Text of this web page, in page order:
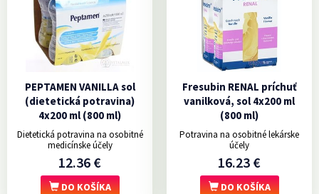
PEPTAMEN VANILLA sol
(dietetická potravina)
4x200 ml (800 ml)
Dietetická potravina na osobitné
medicínske účely
12.36 €
DO KOŠÍKA
Fresubin RENAL príchuť
vanilková, sol 4x200 ml
(800 ml)
Potravina na osobitné lekárske
účely
16.23 €
DO KOŠÍKA